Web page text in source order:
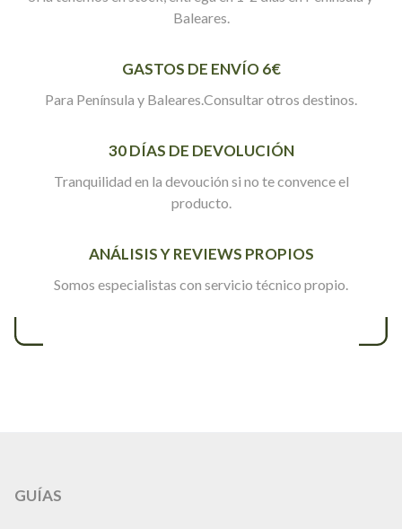
Baleares.
GASTOS DE ENVÍO 6€
Para Península y Baleares.Consultar otros destinos.
30 DÍAS DE DEVOLUCIÓN
Tranquilidad en la devoución si no te convence el
producto.
ANÁLISIS Y REVIEWS PROPIOS
Somos especialistas con servicio técnico propio.
GUÍAS